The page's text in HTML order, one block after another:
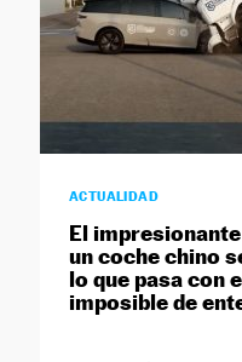
ACTUALIDAD
El
un coche chino
lo que pasa con
imposible de